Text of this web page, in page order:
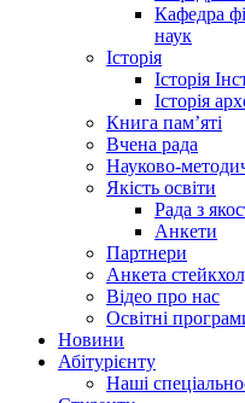
Кафедра
наук
Історія
Історія
Історія
Книга памʼяті
Вчена рада
Науково-
Якість освіти
Рада з
Анкети
Партнери
Анкета
Відео про нас
Освітні
Hовини
Абітурієнту
Наші